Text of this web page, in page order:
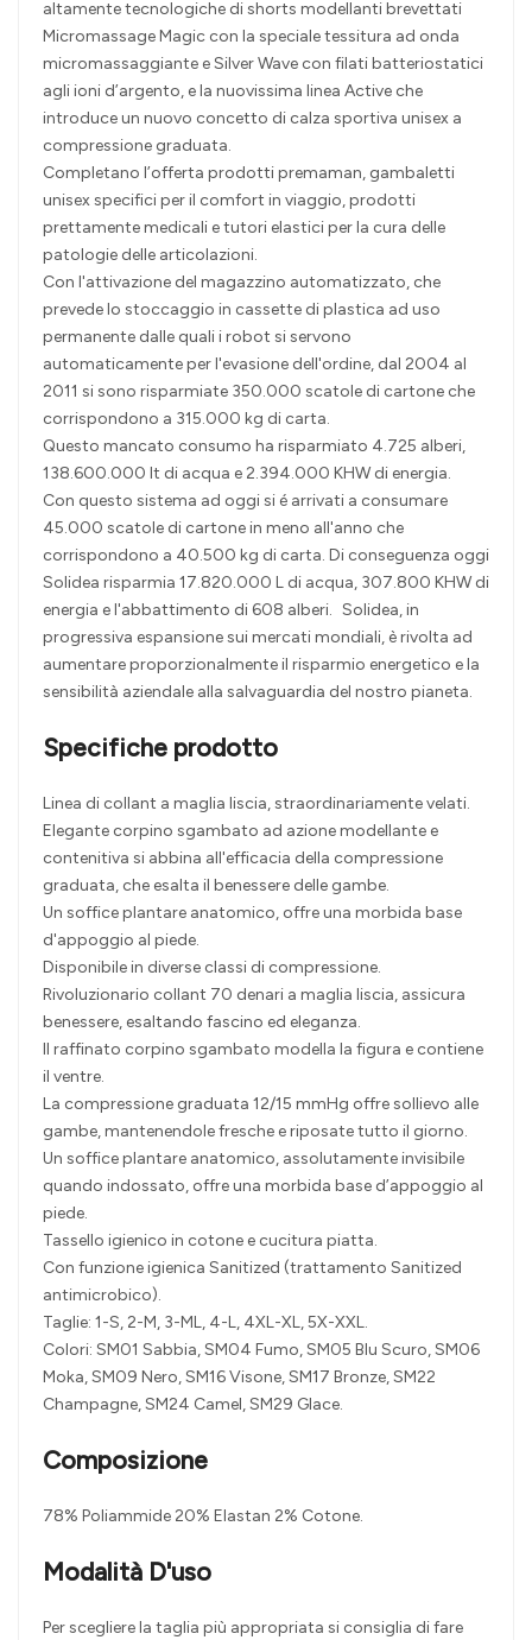
altamente tecnologiche di shorts modellanti brevettati
Micromassage Magic con la speciale tessitura ad onda
micromassaggiante e Silver Wave con filati batteriostatici
agli ioni d’argento, e la nuovissima linea Active che
introduce un nuovo concetto di calza sportiva unisex a
compressione graduata.
Completano l’offerta prodotti premaman, gambaletti
unisex specifici per il comfort in viaggio, prodotti
prettamente medicali e tutori elastici per la cura delle
patologie delle articolazioni.
Con l'attivazione del magazzino automatizzato, che
prevede lo stoccaggio in cassette di plastica ad uso
permanente dalle quali i robot si servono
automaticamente per l'evasione dell'ordine, dal 2004 al
2011 si sono risparmiate 350.000 scatole di cartone che
corrispondono a 315.000 kg di carta.
Questo mancato consumo ha risparmiato 4.725 alberi,
138.600.000 lt di acqua e 2.394.000 KHW di energia.
Con questo sistema ad oggi si é arrivati a consumare
45.000 scatole di cartone in meno all'anno che
corrispondono a 40.500 kg di carta. Di conseguenza oggi
Solidea risparmia 17.820.000 L di acqua, 307.800 KHW di
energia e l'abbattimento di 608 alberi. Solidea, in
progressiva espansione sui mercati mondiali, è rivolta ad
aumentare proporzionalmente il risparmio energetico e la
sensibilità aziendale alla salvaguardia del nostro pianeta.
Specifiche prodotto
Linea di collant a maglia liscia, straordinariamente velati.
Elegante corpino sgambato ad azione modellante e
contenitiva si abbina all'efficacia della compressione
graduata, che esalta il benessere delle gambe.
Un soffice plantare anatomico, offre una morbida base
d'appoggio al piede.
Disponibile in diverse classi di compressione.
Rivoluzionario collant 70 denari a maglia liscia, assicura
benessere, esaltando fascino ed eleganza.
Il raffinato corpino sgambato modella la figura e contiene
il ventre.
La compressione graduata 12/15 mmHg offre sollievo alle
gambe, mantenendole fresche e riposate tutto il giorno.
Un soffice plantare anatomico, assolutamente invisibile
quando indossato, offre una morbida base d’appoggio al
piede.
Tassello igienico in cotone e cucitura piatta.
Con funzione igienica Sanitized (trattamento Sanitized
antimicrobico).
Taglie: 1-S, 2-M, 3-ML, 4-L, 4XL-XL, 5X-XXL.
Colori: SM01 Sabbia, SM04 Fumo, SM05 Blu Scuro, SM06
Moka, SM09 Nero, SM16 Visone, SM17 Bronze, SM22
Champagne, SM24 Camel, SM29 Glace.
Composizione
78% Poliammide 20% Elastan 2% Cotone.
Modalità D'uso
Per scegliere la taglia più appropriata si consiglia di fare